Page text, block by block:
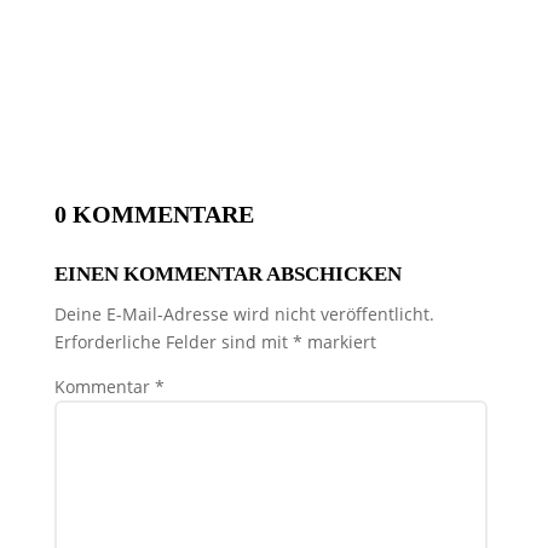
0 KOMMENTARE
EINEN KOMMENTAR ABSCHICKEN
Deine E-Mail-Adresse wird nicht veröffentlicht.
Erforderliche Felder sind mit * markiert
Kommentar *